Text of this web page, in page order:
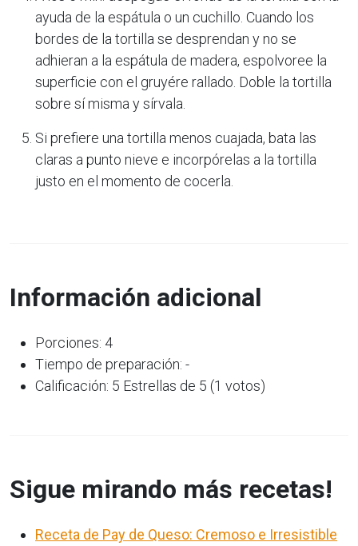
ayuda de la espátula o un cuchillo. Cuando los
bordes de la tortilla se desprendan y no se
adhieran a la espátula de madera, espolvoree la
superficie con el gruyére rallado. Doble la tortilla
sobre sí misma y sírvala.
Si prefiere una tortilla menos cuajada, bata las
claras a punto nieve e incorpórelas a la tortilla
justo en el momento de cocerla.
Información adicional
Porciones: 4
Tiempo de preparación: -
Calificación: 5 Estrellas de 5 (1 votos)
Sigue mirando más recetas!
Receta de Pay de Queso: Cremoso e Irresistible